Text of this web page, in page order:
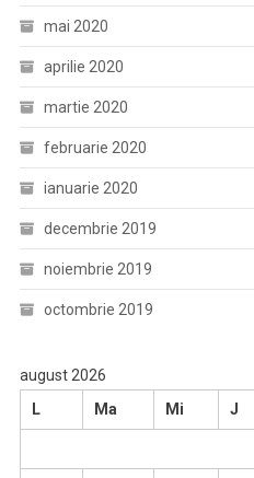
mai 2020
aprilie 2020
martie 2020
februarie 2020
ianuarie 2020
decembrie 2019
noiembrie 2019
octombrie 2019
august 2026
L
Ma Mi J